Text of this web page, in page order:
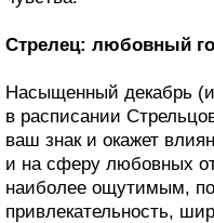
Стрелец: любовный
Насыщенный декабрь
в расписании
ваш знак и окажет
и на сферу любовных
наиболее ощутимым,
привлекательность,